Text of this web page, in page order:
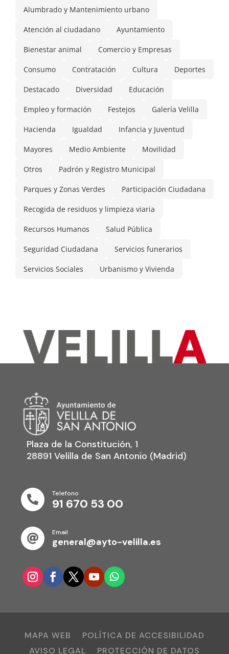
Alumbrado y Mantenimiento urbano
Atención al ciudadano Ayuntamiento
Bienestar animal Comercio y Empresas
Consumo Contratación Cultura Deportes
Destacado Diversidad Educación
Empleo y formación Festejos Galería Velilla
Hacienda Igualdad Infancia y Juventud
Mayores Medio Ambiente Movilidad
Otros Padrón y Registro Municipal
Parques y Zonas Verdes Participación Ciudadana
Recogida de residuos y limpieza viaria
Recursos Humanos Salud Pública
Seguridad Ciudadana Servicios funerarios
Servicios Sociales Urbanismo y Vivienda
Plaza de la Constitución, 1
28891 Velilla de San Antonio (Madrid)

Telefono
91 670 53 00

Email
general@ayto-velilla.es
MAPA WEB
POLÍTICA DE ACCESIBILIDAD
AVISO LEGAL
PROTECCIÓN DE DATOS